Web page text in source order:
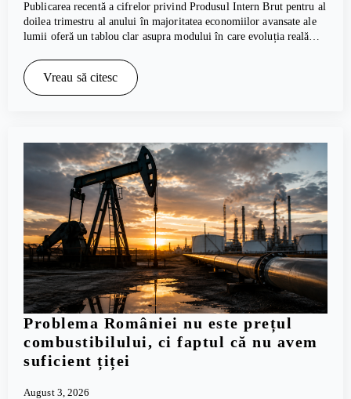
Publicarea recentă a cifrelor privind Produsul Intern Brut pentru al
doilea trimestru al anului în majoritatea economiilor avansate ale
lumii oferă un tablou clar asupra modului în care evoluția reală…
Vreau să citesc
Problema României nu este prețul
combustibilului, ci faptul că nu avem
suficient țiței
August 3, 2026